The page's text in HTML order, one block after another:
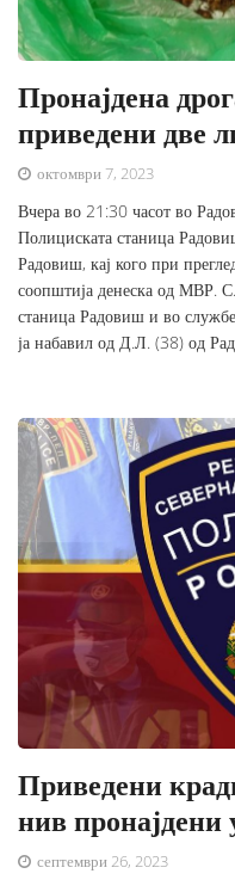
Пронајдена
приведени две
октомври 7, 2023
Вчера во 21:30 часот во
Полициската станица
Радовиш, кај кого при
соопштија денеска од МВР.
станица Радовиш и во
ја набавил од Д.Л. (38) од
Приведени
нив пронајдени
септември 26, 2023